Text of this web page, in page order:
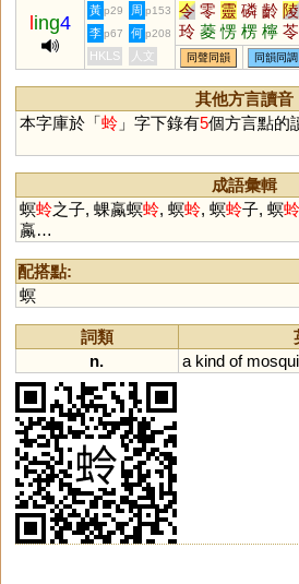
ing4
黃 p29 周 p153 令 零 靈 磷 齡 陵
玲 菱 愣 楞 檸 苓
伶 翎 聆 泠 鯪 拎
舲 囹 欞 酃 崚 橈
鴒 𦉢 怜 爧 倰 澪
岭 櫺 狑 薐 輘 堎
彾 姈 婈 琌 駖 昤
皊 靇 錂 裬
李 p67 何 p208
HKLS 人文 同聲同韻 同韻同調
其他方言讀音
本字庫於「蛉」字下錄有5個方言點的
成語彙輯
螟蛉之子, 蜾蠃螟蛉, 螟蛉, 螟蛉子, 螟蛉
蠃…
配搭點:
螟
詞類
n.
a kind of